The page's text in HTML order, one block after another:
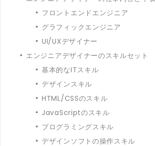
フロントエンドエンジニア
グラフィックエンジニア
UI/UXデザイナー
エンジニアデザイナーのスキルセット
基本的なITスキル
デザインスキル
HTML/CSSのスキル
JavaScriptのスキル
プログラミングスキル
デザインソフトの操作スキル